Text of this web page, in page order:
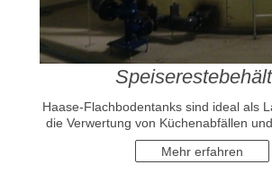
Haase-Flachbodentanks sind ideal als
die Verwertung von Küchenabfällen
Mehr erfahren